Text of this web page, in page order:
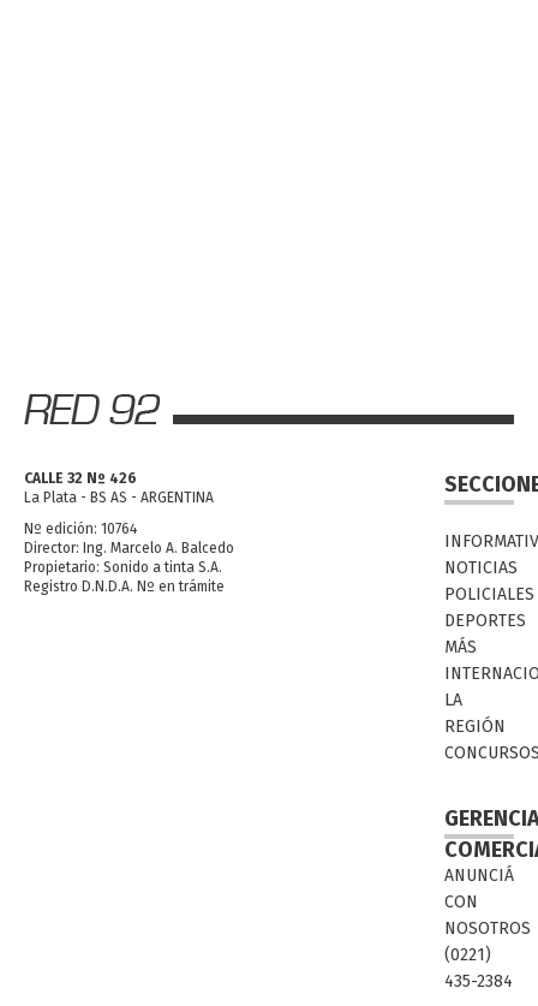
CALLE 32 Nº 426
La Plata - BS AS - ARGENTINA
Nº edición: 10764
Director: Ing. Marcelo A. Balcedo
Propietario: Sonido a tinta S.A.
Registro D.N.D.A. Nº en trámite
NOTICIAS
POLICIALES
DEPORTES
MÁS
LA
REGIÓN
ANUNCIÁ
CON
NOSOTROS
(0221)
435-2384